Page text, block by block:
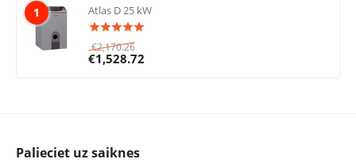
1 Atlas D 25 kW
€2,170.26
€1,528.72
Palieciet uz saiknes